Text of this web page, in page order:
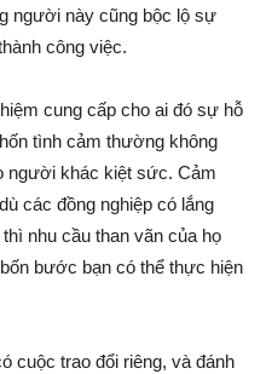
người này cũng bộc lộ sự
công việc.
cung cấp cho ai đó sự hỗ
tình cảm thường không
người khác kiệt sức. Cảm
các đồng nghiệp có lắng
nhu cầu than vãn của họ
bước bạn có thể thực hiện
cuộc trao đổi riêng, và đánh